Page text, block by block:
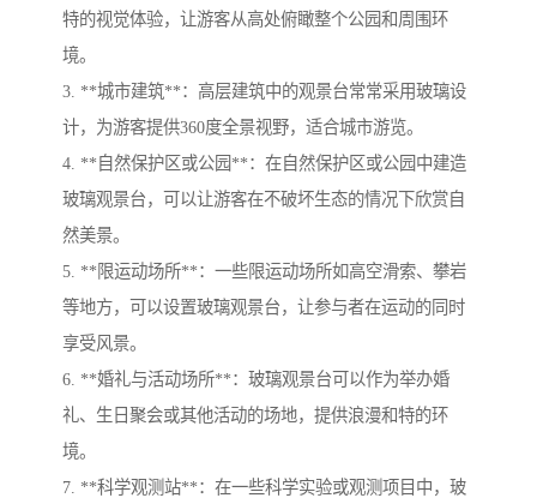
特的视觉体验，让游客从高处俯瞰整个公园和周围环
境。
3. **城市建筑**：高层建筑中的观景台常常采用玻璃设
计，为游客提供360度全景视野，适合城市游览。
4. **自然保护区或公园**：在自然保护区或公园中建造
玻璃观景台，可以让游客在不破坏生态的情况下欣赏自
然美景。
5. **限运动场所**：一些限运动场所如高空滑索、攀岩
等地方，可以设置玻璃观景台，让参与者在运动的同时
享受风景。
6. **婚礼与活动场所**：玻璃观景台可以作为举办婚
礼、生日聚会或其他活动的场地，提供浪漫和特的环
境。
7. **科学观测站**：在一些科学实验或观测项目中，玻